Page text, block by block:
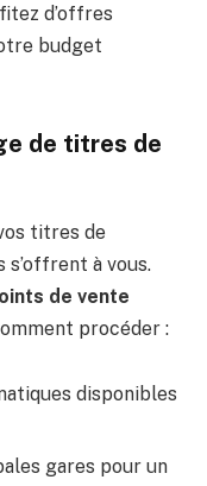
d’offres
budget
de titres de
titres de
à vous.
de vente
procéder :
disponibles
gares pour un